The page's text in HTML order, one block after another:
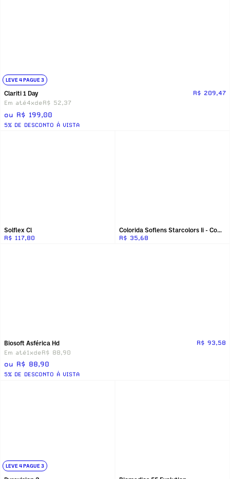
LEVE 4 PAGUE 3
Clariti 1 Day
R$ 209,47
Em até4xdeR$ 52,37
ou R$ 199,00
5% DE DESCONTO Á VISTA
Solflex Cl
R$ 117,80
Colorida Soflens Starcolors Ii - Com Grau
R$ 35,68
Biosoft Asférica Hd
R$ 93,58
Em até1xdeR$ 88,90
ou R$ 88,90
5% DE DESCONTO Á VISTA
LEVE 4 PAGUE 3